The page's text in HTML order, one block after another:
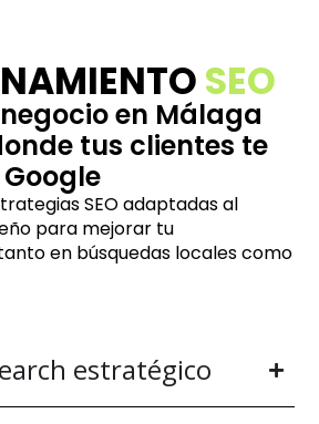
estratégico
SEO
en Málaga
tus clientes te
SEO adaptadas al
para mejorar tu
en búsquedas locales como